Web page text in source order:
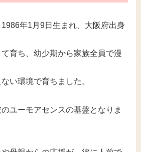
年1月9日生まれ、大阪府出身
育ち、幼少期から家族全員で漫
い環境で育ちました。
ユーモアセンスの基盤となりま